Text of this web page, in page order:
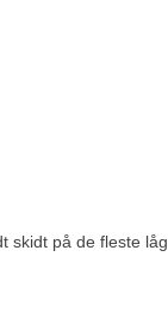
skidt på de fleste låg.